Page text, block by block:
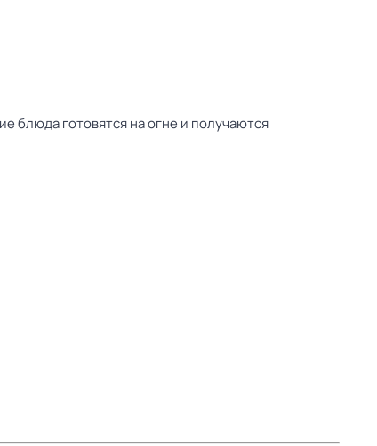
блюда готовятся на огне и получаются